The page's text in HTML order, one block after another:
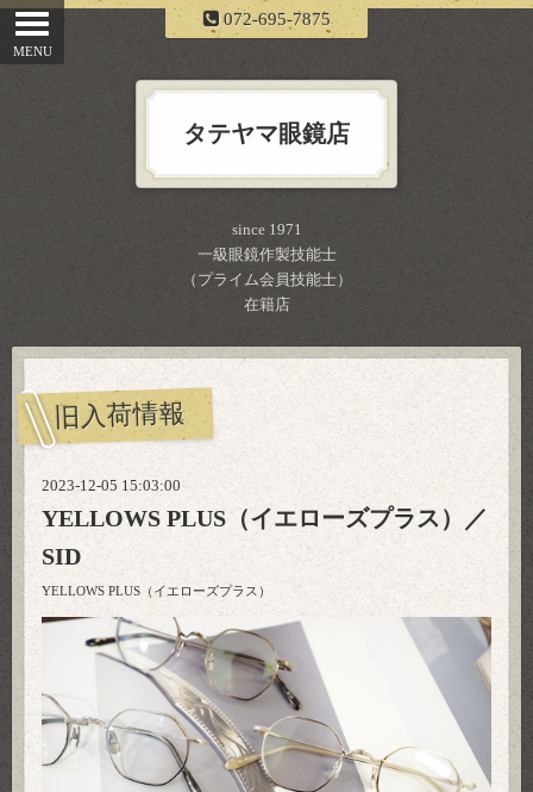
072-695-7875
タテヤマ眼鏡店
since 1971
一級眼鏡作製技能士
（プライム会員技能士）
在籍店
旧入荷情報
2023-12-05 15:03:00
YELLOWS PLUS（イエローズプラス）／
SID
YELLOWS PLUS（イエローズプラス）